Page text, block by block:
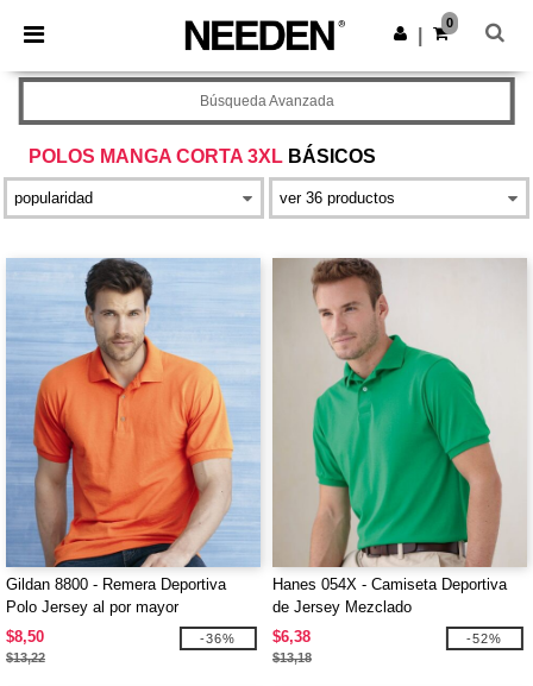
× App de Needen
¡Mejores precios en app!
Descargar app
0
POLOS MANGA CORTA 3XL BÁSICOS
Búsqueda Avanzada
Gildan 8800 - Remera Deportiva
Polo Jersey al por mayor
$8,50
$13,22
-36%
Hanes 054X - Camiseta Deportiva
de Jersey Mezclado
$6,38
$13,18
-52%